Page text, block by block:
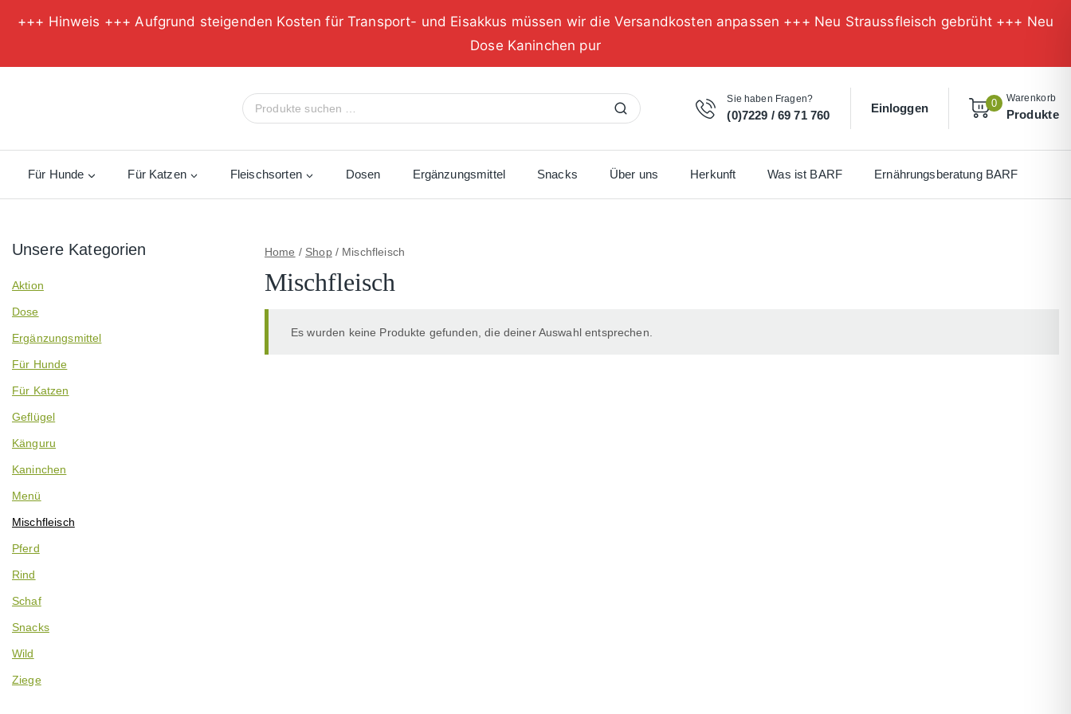
+++ Hinweis +++ Aufgrund steigenden Kosten für Transport- und Eisakkus müssen wir die Versandkosten anpassen +++ Neu Straussfleisch gebrüht +++ Neu
Dose Kaninchen pur
Suche
nach:
Suchen
Sie haben Fragen?
(0)7229 / 69 71 760
Einloggen 0 Warenkorb
Produkte
Für Hunde Für Katzen Fleischsorten Dosen Ergänzungsmittel Snacks Über uns Herkunft Was ist BARF Ernährungsberatung BARF
Home / Shop / Mischfleisch
Mischfleisch
Es wurden keine Produkte gefunden, die deiner Auswahl entsprechen.
Unsere Kategorien
Aktion
Dose
Ergänzungsmittel
Für Hunde
Für Katzen
Geflügel
Känguru
Kaninchen
Menü
Mischfleisch
Pferd
Rind
Schaf
Snacks
Wild
Ziege